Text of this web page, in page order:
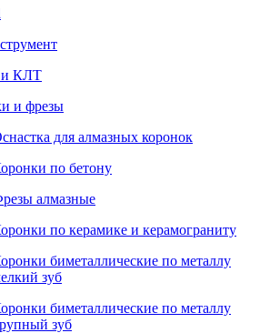
КЛТ
и фрезы
для алмазных коронок
по бетону
алмазные
по керамике и керамограниту
биметаллические по металлу
зуб
биметаллические по металлу
зуб